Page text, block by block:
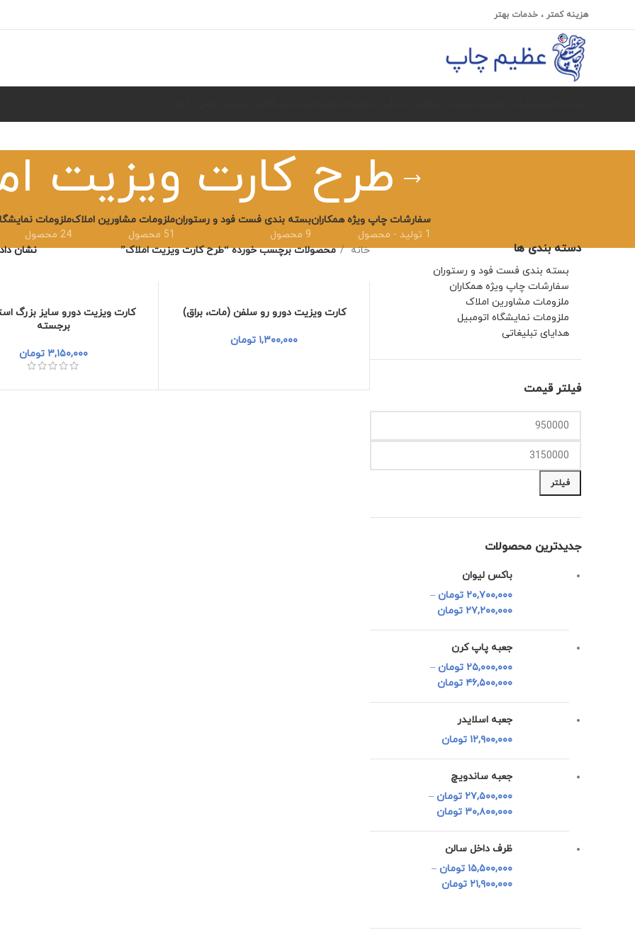
هزینه کمتر ، خدمات بهتر
طرح کارت ویزیت
سفارشات چاپ ویژه همکاران
1 تولید - محصول
بسته بندی فست فود و رستوران
9 محصول
ملزومات مشاورین املاک
51 محصول
ملزومات
24 محصول
دسته بندی ها
بسته بندی فست فود و رستوران
سفارشات چاپ ویژه همکاران
ملزومات مشاورین املاک
ملزومات نمایشگاه اتومبیل
هدایای تبلیغاتی
فیلتر قیمت
حداقل
قیمت
حداکثر
قیمت
فیلتر
جدیدترین محصولات
باکس لیوان
۲۰,۷۰۰,۰۰۰ تومان –
۲۷,۲۰۰,۰۰۰ تومان
جعبه پاپ کرن
۲۵,۰۰۰,۰۰۰ تومان –
۴۶,۵۰۰,۰۰۰ تومان
جعبه اسلایدر
۱۲,۹۰۰,۰۰۰ تومان
جعبه ساندویچ
۲۷,۵۰۰,۰۰۰ تومان –
۳۰,۸۰۰,۰۰۰ تومان
ظرف داخل سالن
۱۵,۵۰۰,۰۰۰ تومان –
۲۱,۹۰۰,۰۰۰ تومان
خانه محصولات برچسب خورده “طرح کارت ویزیت املاک” نشان
کارت ویزیت دورو رو سلفن (مات، براق)
۱,۳۰۰,۰۰۰ تومان
کارت ویزیت دورو سایز بزرگ
برجسته
۳,۱۵۰,۰۰۰ تومان